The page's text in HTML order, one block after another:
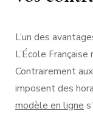
L’un des
L’École
Contrairement
imposent des
modèle en ligne